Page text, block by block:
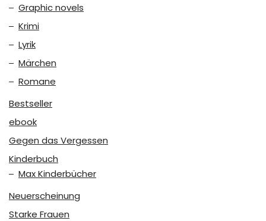
Graphic novels
Krimi
Lyrik
Märchen
Romane
Bestseller
ebook
Gegen das Vergessen
Kinderbuch
Max Kinderbücher
Neuerscheinung
Starke Frauen